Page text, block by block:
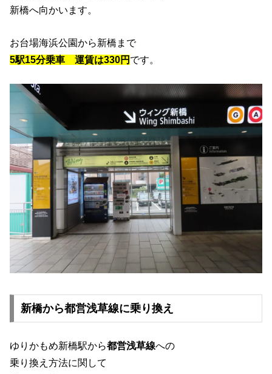
新橋へ向かいます。
お台場海浜公園から新橋まで
5駅15分乗車 運賃は330円 です。
新橋から都営浅草線に乗り換え
ゆりかもめ新橋駅から都営浅草線への
乗り換え方法に関して